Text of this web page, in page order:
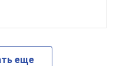
еще